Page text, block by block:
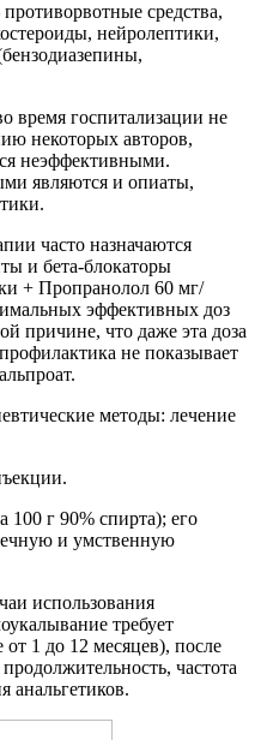
средства,
нейролептики,
время госпитализации не
некоторых авторов,
неэффективными.
являются и опиаты,
часто назначаются
и бета-блокаторы
+ Пропранолол 60 мг/
эффективных доз
причине, что даже эта доза
не показывает
методы: лечение
г 90% спирта); его
и умственную
использования
требует
от 1 до 12 месяцев), после
частота
анальгетиков.